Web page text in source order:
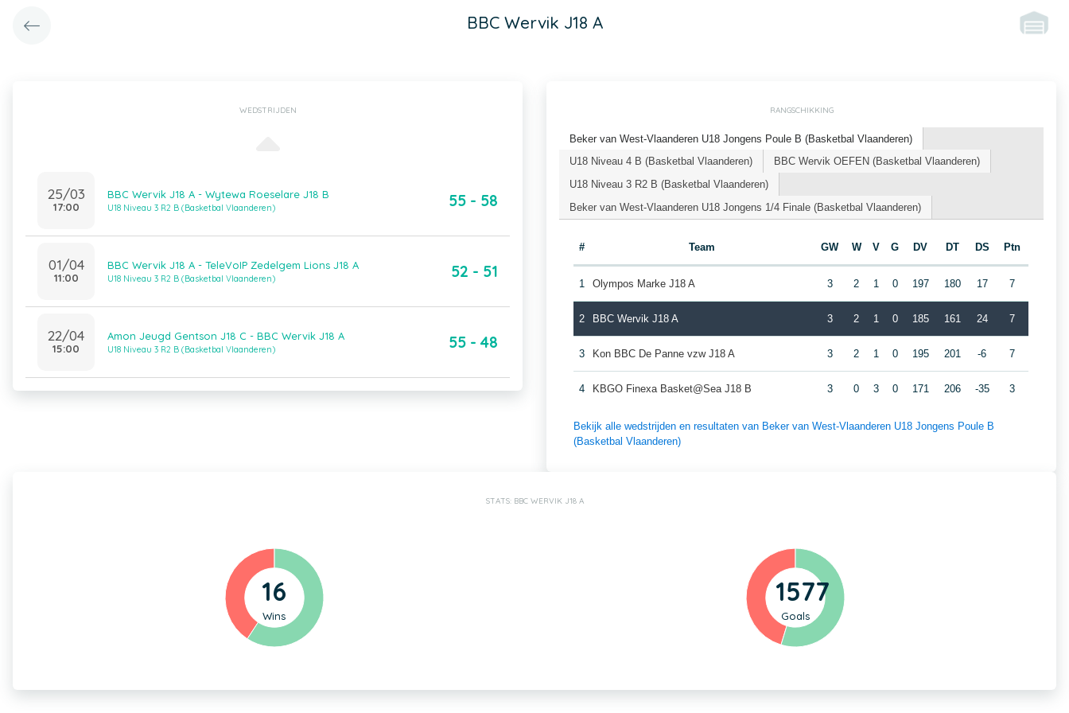
BBC Wervik J18 A
WEDSTRIJDEN
25/03
17:00
BBC Wervik J18 A - Wytewa Roeselare J18 B
U18 Niveau 3 R2 B (Basketbal Vlaanderen) 55 - 58
01/04
11:00
BBC Wervik J18 A - TeleVoIP Zedelgem Lions J18 A
U18 Niveau 3 R2 B (Basketbal Vlaanderen) 52 - 51
22/04
15:00
Amon Jeugd Gentson J18 C - BBC Wervik J18 A
U18 Niveau 3 R2 B (Basketbal Vlaanderen) 55 - 48
RANGSCHIKKING
Beker van West-Vlaanderen U18 Jongens Poule B (Basketbal Vlaanderen)
U18 Niveau 4 B (Basketbal Vlaanderen)
BBC Wervik OEFEN (Basketbal Vlaanderen)
U18 Niveau 3 R2 B (Basketbal Vlaanderen)
Beker van West-Vlaanderen U18 Jongens 1/4 Finale (Basketbal Vlaanderen)
# Team GW W V G DV DT DS Ptn
1 Olympos Marke J18 A 3 2 1 0 197 180 17 7
2 BBC Wervik J18 A 3 2 1 0 185 161 24 7
3 Kon BBC De Panne vzw J18 A 3 2 1 0 195 201 -6 7
4 KBGO Finexa Basket@Sea J18 B 3 0 3 0 171 206 -35 3
Bekijk alle wedstrijden en resultaten van Beker van West-Vlaanderen U18 Jongens Poule B
(Basketbal Vlaanderen)
STATS: BBC WERVIK J18 A
16
Wins
1577
Goals